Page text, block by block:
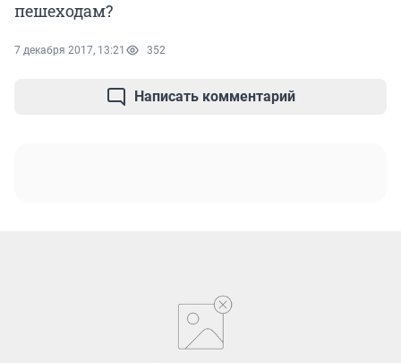
пешеходам?
7 декабря 2017, 13:21 352
Написать комментарий